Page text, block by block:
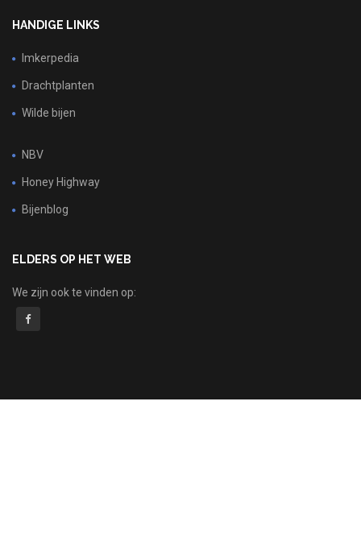
HANDIGE LINKS
Imkerpedia
Drachtplanten
Wilde bijen
NBV
Honey Highway
Bijenblog
ELDERS OP HET WEB
We zijn ook te vinden op: